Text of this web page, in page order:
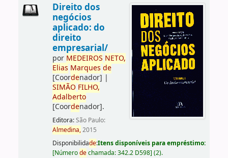
Direito dos
negócios
aplicado: do
direito
empresarial/
por MEDEIROS NETO,
Elias Marques de
[Coordenador] |
SIMÃO FILHO,
Adalberto
[Coordenador].
Editora:São Paulo:
Almedina,2015
Disponibilidade:Itens disponíveis para empréstimo:
[Númerodechamada:342.2 D598] (2).